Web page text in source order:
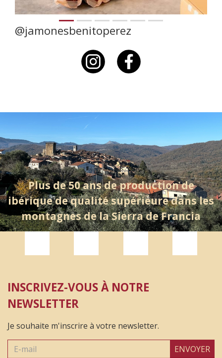
@jamonesbenitoperez
Plus de 50 ans de production de
ibérique de qualité supérieure dans les
montagnes de la Sierra de Francia
INSCRIVEZ-VOUS À NOTRE
NEWSLETTER
Je souhaite m'inscrire à votre newsletter.
ENVOYER